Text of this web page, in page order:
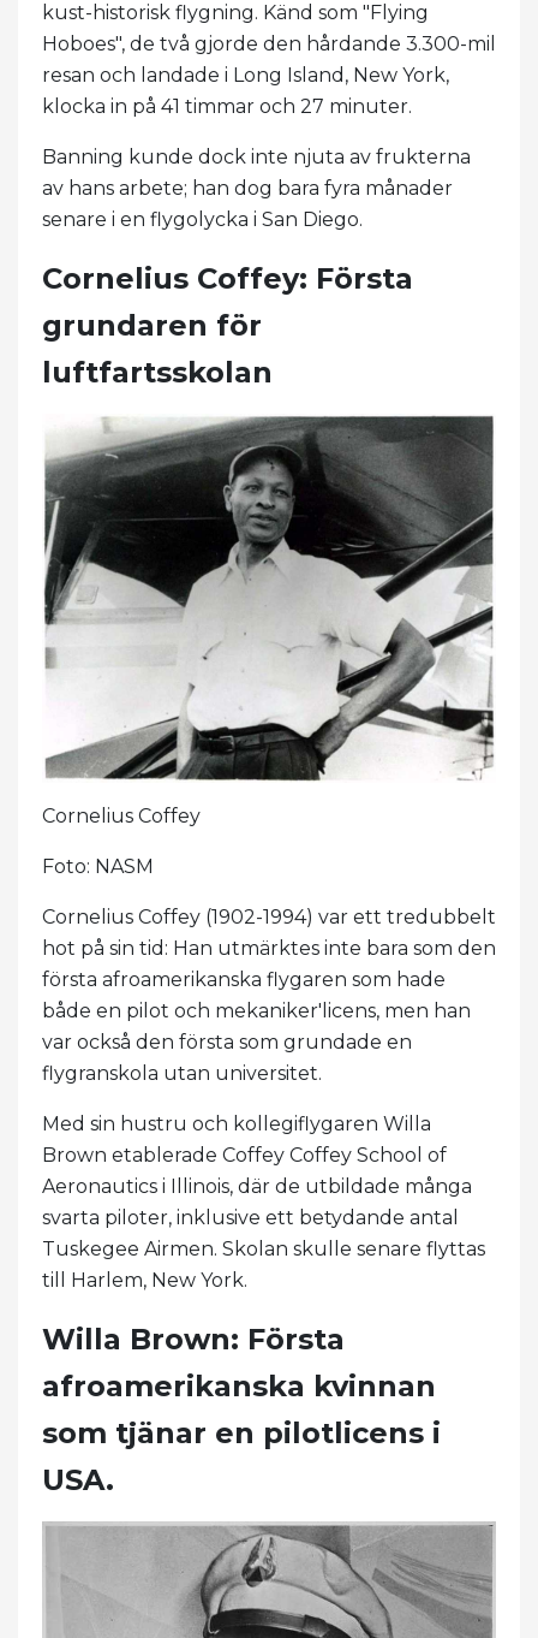
kust-historisk flygning. Känd som "Flying
Hoboes", de två gjorde den hårdande 3.300-mil
resan och landade i Long Island, New York,
klocka in på 41 timmar och 27 minuter.
Banning kunde dock inte njuta av frukterna
av hans arbete; han dog bara fyra månader
senare i en flygolycka i San Diego.
Cornelius Coffey: Första
grundaren för
luftfartsskolan
Cornelius Coffey
Foto: NASM
Cornelius Coffey (1902-1994) var ett tredubbelt
hot på sin tid: Han utmärktes inte bara som den
första afroamerikanska flygaren som hade
både en pilot och mekaniker'licens, men han
var också den första som grundade en
flygranskola utan universitet.
Med sin hustru och kollegiflygaren Willa
Brown etablerade Coffey Coffey School of
Aeronautics i Illinois, där de utbildade många
svarta piloter, inklusive ett betydande antal
Tuskegee Airmen. Skolan skulle senare flyttas
till Harlem, New York.
Willa Brown: Första
afroamerikanska kvinnan
som tjänar en pilotlicens i
USA.